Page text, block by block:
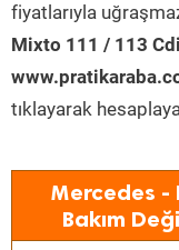
fiyatlarıyla
Mixto 111 / 113 Cdi
tıklayarak
Mercedes -
Bakım